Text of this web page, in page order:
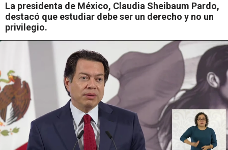
e
d
La presidenta de México, Claudia Sheibaum Pardo,
destacó que estudiar debe ser un derecho y no un
privilegio.